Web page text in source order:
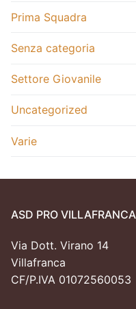
Prima Squadra
Senza categoria
Settore Giovanile
Uncategorized
Varie
ASD PRO VILLAFRANCA
Via Dott. Virano 14
Villafranca
CF/P.IVA 01072560053